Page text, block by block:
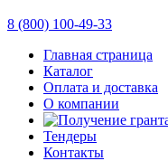
8 (800) 100-49-33
Главная страница
Каталог
Оплата и доставка
О компании
Тендеры
Контакты